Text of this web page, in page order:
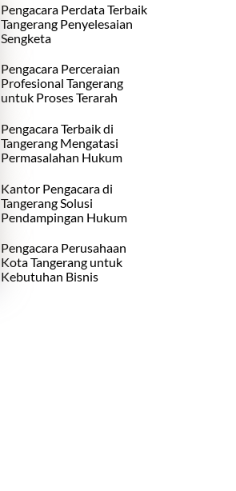
Pengacara Perdata Terbaik
Tangerang Penyelesaian
Sengketa
Pengacara Perceraian
Profesional Tangerang
untuk Proses Terarah
Pengacara Terbaik di
Tangerang Mengatasi
Permasalahan Hukum
Kantor Pengacara di
Tangerang Solusi
Pendampingan Hukum
Pengacara Perusahaan
Kota Tangerang untuk
Kebutuhan Bisnis